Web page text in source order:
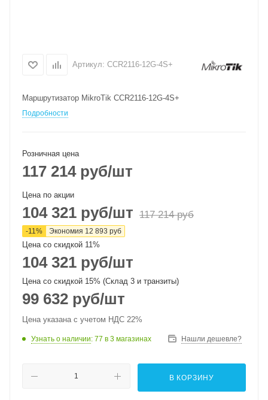
Артикул: CCR2116-12G-4S+
Маршрутизатор MikroTik CCR2116-12G-4S+
Подробности
Розничная цена
117 214руб/шт
Цена по акции
104 321 руб/шт 117 214руб
-11% Экономия 12 893 руб
Цена со скидкой 11%
104 321 руб/шт
Цена со скидкой 15% (Склад 3 и транзиты)
99 632 руб/шт
Цена указана с учетом НДС 22%
Узнать о наличии: 77 в 3 магазинах Нашли дешевле?
В КОРЗИНУ